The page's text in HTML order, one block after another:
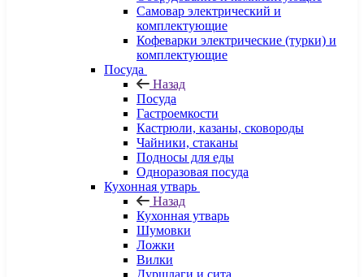
Самовар электрический и
комплектующие
Кофеварки электрические (турки) и
комплектующие
Посуда
Назад
Посуда
Гастроемкости
Кастрюли, казаны, сковороды
Чайники, стаканы
Подносы для еды
Одноразовая посуда
Кухонная утварь
Назад
Кухонная утварь
Шумовки
Ложки
Вилки
Дуршлаги и сита